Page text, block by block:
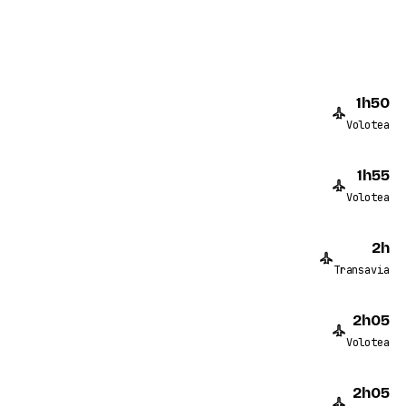
1h50
Volotea
1h55
Volotea
2h
Transavia
2h05
Volotea
2h05